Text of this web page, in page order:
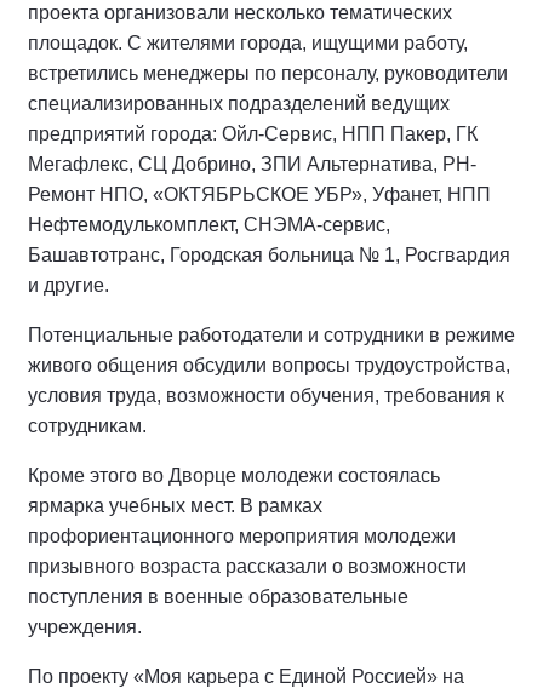
проекта организовали несколько тематических
площадок. С жителями города, ищущими работу,
встретились менеджеры по персоналу, руководители
специализированных подразделений ведущих
предприятий города: Ойл-Сервис, НПП Пакер, ГК
Мегафлекс, СЦ Добрино, ЗПИ Альтернатива, РН-
Ремонт НПО, «ОКТЯБРЬСКОЕ УБР», Уфанет, НПП
Нефтемодулькомплект, СНЭМА-сервис,
Башавтотранс, Городская больница № 1, Росгвардия
и другие.
Потенциальные работодатели и сотрудники в режиме
живого общения обсудили вопросы трудоустройства,
условия труда, возможности обучения, требования к
сотрудникам.
Кроме этого во Дворце молодежи состоялась
ярмарка учебных мест. В рамках
профориентационного мероприятия молодежи
призывного возраста рассказали о возможности
поступления в военные образовательные
учреждения.
По проекту «Моя карьера с Единой Россией» на